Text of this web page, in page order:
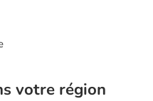
votre région